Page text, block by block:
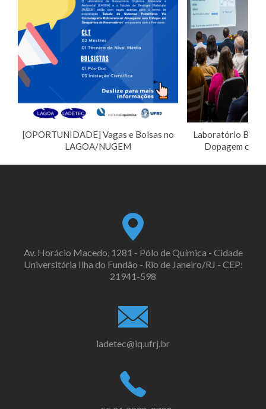
[OPORTUNIDADE] Vagas e Bolsas no
LAGOA/NUGEM
Laboratório
Dopagem
Av. Horácio Macedo, 1281 - Pólo de Química - Cidade
Universitária Ilha do Fundão - Rio de Janeiro/RJ - CEP:
21941-598
ladetec@iq.ufrj.br